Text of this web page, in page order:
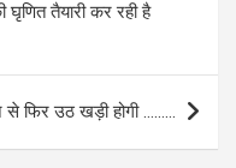
तैयारी कर रही है
से फिर उठ खड़ी होगी ………